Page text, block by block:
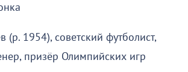
(р. 1954), советский футболист,
призёр Олимпийских игр